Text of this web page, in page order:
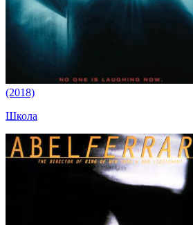
(2018)
Школа